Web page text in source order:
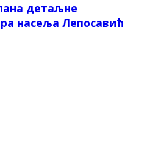
детаљне
насеља Лепосавић